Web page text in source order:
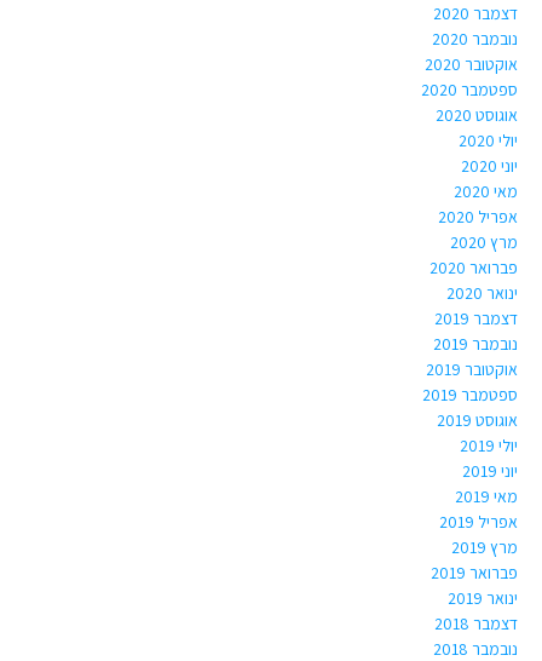
דצמבר 2020
נובמבר 2020
אוקטובר 2020
ספטמבר 2020
אוגוסט 2020
יולי 2020
יוני 2020
מאי 2020
אפריל 2020
מרץ 2020
פברואר 2020
ינואר 2020
דצמבר 2019
נובמבר 2019
אוקטובר 2019
ספטמבר 2019
אוגוסט 2019
יולי 2019
יוני 2019
מאי 2019
אפריל 2019
מרץ 2019
פברואר 2019
ינואר 2019
דצמבר 2018
נובמבר 2018